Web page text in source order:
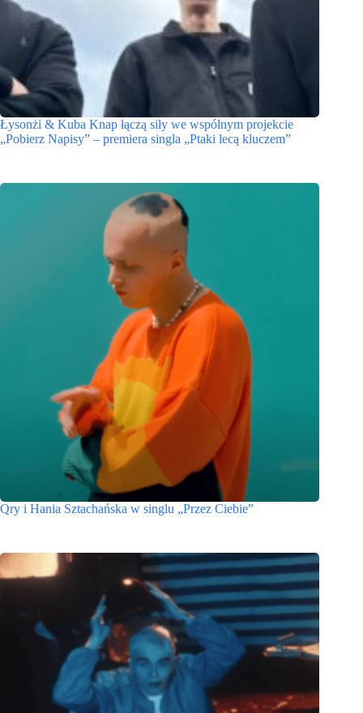
Łysonżi & Kuba Knap łączą siły we wspólnym projekcie
„Pobierz Napisy” – premiera singla „Ptaki lecą kluczem”
Qry i Hania Sztachańska w singlu „Przez Ciebie”